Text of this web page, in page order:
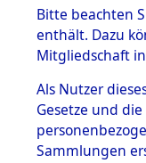
BESTÄNDE
1.
mente
5.
5.3
Bitte beachten
enthält. Dazu
Mitgliedschaft
Als Nutzer
Gesetze und
Sammlungen